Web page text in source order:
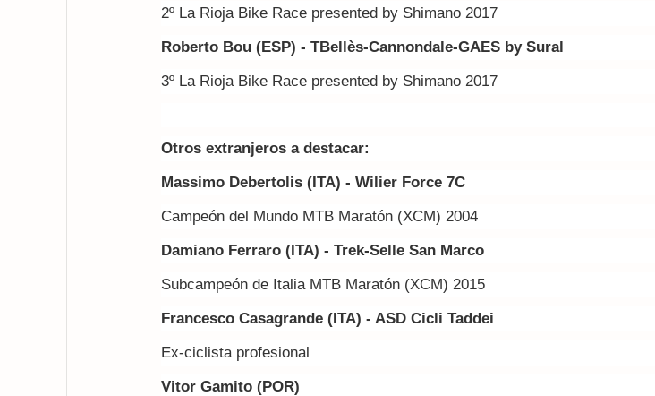
2º La Rioja Bike Race presented by Shimano 2017
Roberto Bou (ESP) - TBellès-Cannondale-GAES by Sural
3º La Rioja Bike Race presented by Shimano 2017
Otros extranjeros a destacar:
Massimo Debertolis (ITA) - Wilier Force 7C
Campeón del Mundo MTB Maratón (XCM) 2004
Damiano Ferraro (ITA) - Trek-Selle San Marco
Subcampeón de Italia MTB Maratón (XCM) 2015
Francesco Casagrande (ITA) - ASD Cicli Taddei
Ex-ciclista profesional
Vitor Gamito (POR)